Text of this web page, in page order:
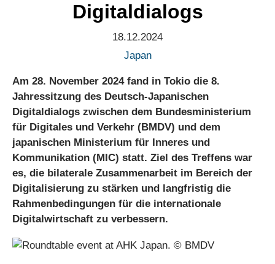
Digitaldialogs
18.12.2024
Japan
Am 28. November 2024 fand in Tokio die 8.
Jahressitzung des Deutsch-Japanischen
Digitaldialogs zwischen dem Bundesministerium
für Digitales und Verkehr (BMDV) und dem
japanischen Ministerium für Inneres und
Kommunikation (MIC) statt. Ziel des Treffens war
es, die bilaterale Zusammenarbeit im Bereich der
Digitalisierung zu stärken und langfristig die
Rahmenbedingungen für die internationale
Digitalwirtschaft zu verbessern.